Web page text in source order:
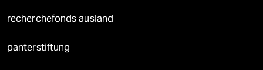
recherchefonds ausland
panterstiftung